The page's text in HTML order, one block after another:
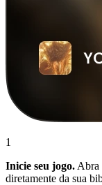
1
Inicie seu jogo. Abra
diretamente da sua